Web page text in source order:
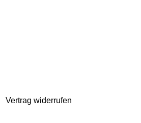
Vertrag widerrufen